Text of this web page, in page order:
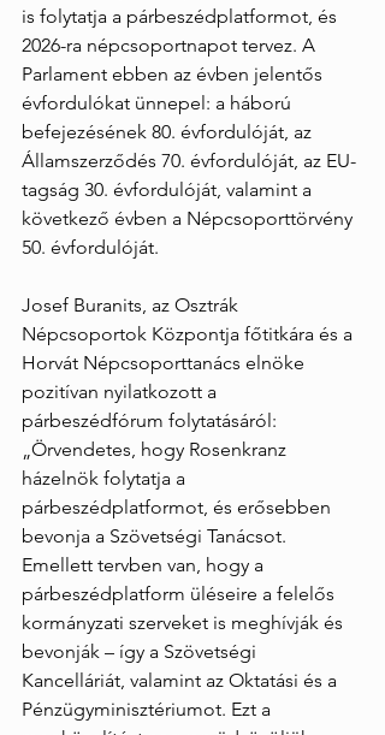
is folytatja a párbeszédplatformot, és
2026-ra népcsoportnapot tervez. A
Parlament ebben az évben jelentős
évfordulókat ünnepel: a háború
befejezésének 80. évfordulóját, az
Államszerződés 70. évfordulóját, az EU-
tagság 30. évfordulóját, valamint a
következő évben a Népcsoporttörvény
50. évfordulóját.
Josef Buranits, az Osztrák
Népcsoportok Központja főtitkára és a
Horvát Népcsoporttanács elnöke
pozitívan nyilatkozott a
párbeszédfórum folytatásáról:
„Örvendetes, hogy Rosenkranz
házelnök folytatja a
párbeszédplatformot, és erősebben
bevonja a Szövetségi Tanácsot.
Emellett tervben van, hogy a
párbeszédplatform üléseire a felelős
kormányzati szerveket is meghívják és
bevonják – így a Szövetségi
Kancelláriát, valamint az Oktatási és a
Pénzügyminisztériumot. Ezt a